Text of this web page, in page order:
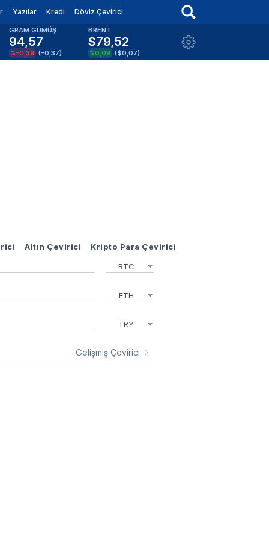
Yazılar Kredi Döviz Çevirici
GRAM GÜMÜŞ
94,57
%-0,39 (-0,37)
BRENT
$79,52
%0,09 ($0,07)
Altın Çevirici Kripto Para Çevirici
BTC
ETH
TRY
Gelişmiş Çevirici